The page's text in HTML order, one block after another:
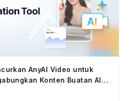
AnyAI Video untuk
Konten Buatan AI